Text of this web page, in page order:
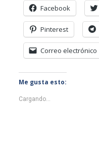
Facebook
Pinterest
Correo electrónico
Me gusta esto:
Cargando...